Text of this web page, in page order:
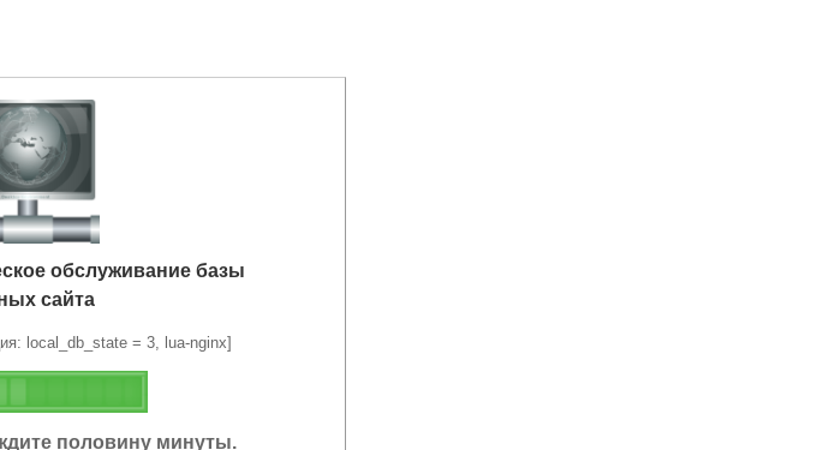
обслуживание базы
сайта
local_db_state = 3, lua-nginx]
половину минуты.